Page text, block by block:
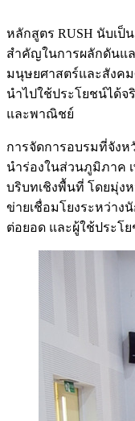
หลักสูตร RUSH นับเป็
สำคัญในการผลักดันแ
มนุษยศาสตร์และสังค
นำไปใช้ประโยชน์ได้
และพาณิชย์
การจัดการอบรมที่จัง
นำร่องในส่วนภูมิภาค
บริบทเชิงพื้นที่ โดยมุ่งห
ข่ายเชื่อมโยงระหว่าง
ต่อยอด และผู้ใช้ประโ